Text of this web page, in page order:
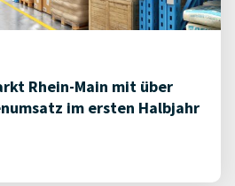
Rhein-Main mit über
im ersten Halbjahr